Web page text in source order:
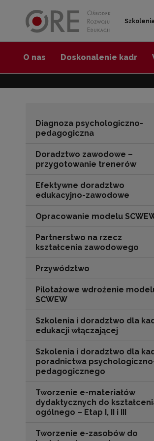
Szkolenia
O nas Doskonalenie kadr
Diagnoza psychologiczno-
pedagogiczna
Doradztwo zawodowe –
przygotowanie trenerów
Efektywne doradztwo
edukacyjno-zawodowe
Opracowanie modelu
Partnerstwo na rzecz
kształcenia zawodowego
Przywództwo
Pilotażowe wdrożenie
SCWEW
Szkolenia i doradztwo dla
edukacji włączającej
Szkolenia i doradztwo dla
poradnictwa
pedagogicznego
Tworzenie e-materiałów
dydaktycznych do
ogólnego – Etap I, II i III
Tworzenie e-zasobów do